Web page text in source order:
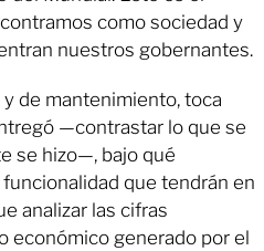
como sociedad y
nuestros gobernantes.
de mantenimiento, toca
­—contrastar lo que se
se hizo—, bajo qué
que tendrán en
analizar las cifras
económico generado por el